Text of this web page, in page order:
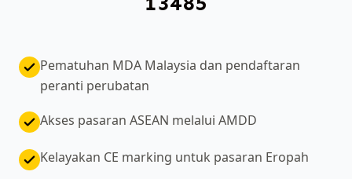
Pematuhan MDA Malaysia dan pendaftaran
peranti perubatan
Akses pasaran ASEAN melalui AMDD
Kelayakan CE marking untuk pasaran Eropah